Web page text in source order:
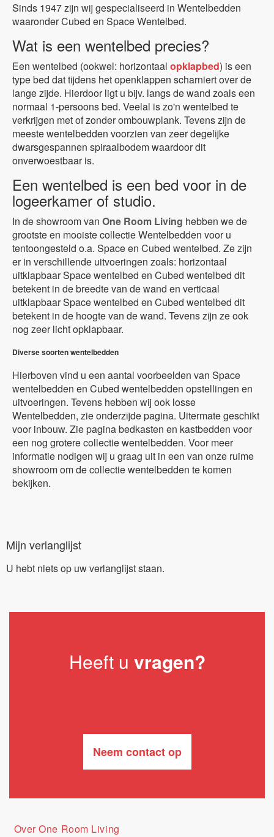
Sinds 1947 zijn wij gespecialiseerd in Wentelbedden
waaronder Cubed en Space Wentelbed.
Wat is een wentelbed precies?
Een wentelbed (ookwel: horizontaal opklapbed) is een
type bed dat tijdens het openklappen scharniert over de
lange zijde. Hierdoor ligt u bijv. langs de wand zoals een
normaal 1-persoons bed. Veelal is zo'n wentelbed te
verkrijgen met of zonder ombouwplank. Tevens zijn de
meeste wentelbedden voorzien van zeer degelijke
dwarsgespannen spiraalbodem waardoor dit
onverwoestbaar is.
Een wentelbed is een bed voor in de
logeerkamer of studio.
In de showroom van One Room Living hebben we de
grootste en mooiste collectie Wentelbedden voor u
tentoongesteld o.a. Space en Cubed wentelbed. Ze zijn
er in verschillende uitvoeringen zoals: horizontaal
uitklapbaar Space wentelbed en Cubed wentelbed dit
betekent in de breedte van de wand en verticaal
uitklapbaar Space wentelbed en Cubed wentelbed dit
betekent in de hoogte van de wand. Tevens zijn ze ook
nog zeer licht opklapbaar.
Diverse soorten wentelbedden
Hierboven vind u een aantal voorbeelden van Space
wentelbedden en Cubed wentelbedden opstellingen en
uitvoeringen. Tevens hebben wij ook losse
Wentelbedden, zie onderzijde pagina. Uitermate geschikt
voor inbouw. Zie pagina bedkasten en kastbedden voor
een nog grotere collectie wentelbedden. Voor meer
informatie nodigen wij u graag uit in een van onze ruime
showroom om de collectie wentelbedden te komen
bekijken.
Mijn verlanglijst
U hebt niets op uw verlanglijst staan.
Heeft u vragen?
Neem contact op
Over One Room Living